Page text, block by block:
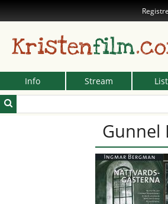
Kristenfilm
Info Stream
Gunnel